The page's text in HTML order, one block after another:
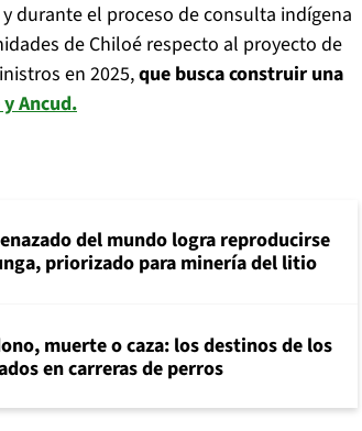
durante el proceso de consulta indígena
de Chiloé respecto al proyecto de
en 2025,que busca construir una
Ancud.
del mundo logra reproducirse
priorizado para minería del litio
muerte o caza: los destinos de los
en carreras de perros